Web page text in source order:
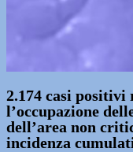
2.174 casi positivi
l’occupazione
dell’area non
incidenza